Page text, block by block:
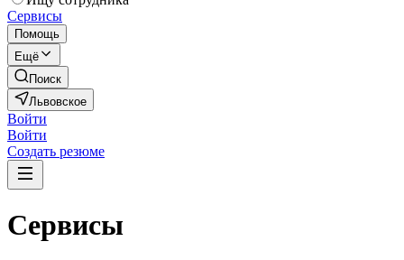
Сервисы
Помощь
Ещё
Поиск
Львовское
Войти
Войти
Создать резюме
Сервисы